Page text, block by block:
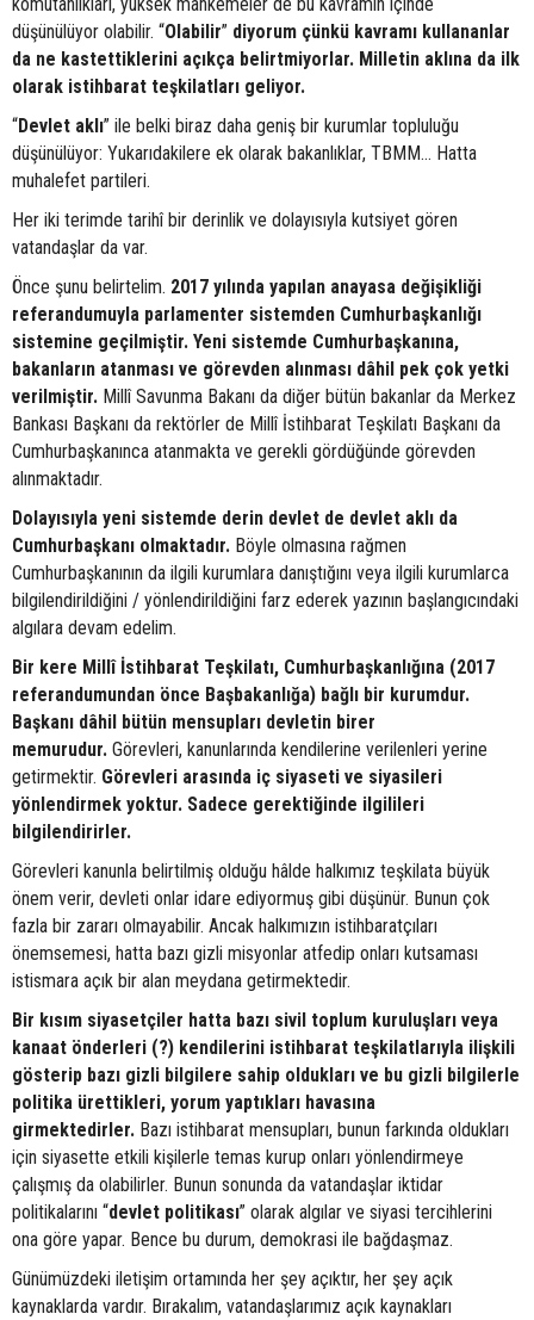
düşünülüyor olabilir. “Olabilir” diyorum çünkü kavramı kullananlar
da ne kastettiklerini açıkça belirtmiyorlar. Milletin aklına da ilk
olarak istihbarat teşkilatları geliyor.
“Devlet aklı” ile belki biraz daha geniş bir kurumlar topluluğu
düşünülüyor: Yukarıdakilere ek olarak bakanlıklar, TBMM… Hatta
muhalefet partileri.
Her iki terimde tarihî bir derinlik ve dolayısıyla kutsiyet gören
vatandaşlar da var.
Önce şunu belirtelim. 2017 yılında yapılan anayasa değişikliği
referandumuyla parlamenter sistemden Cumhurbaşkanlığı
sistemine geçilmiştir. Yeni sistemde Cumhurbaşkanına,
bakanların atanması ve görevden alınması dâhil pek çok yetki
verilmiştir. Millî Savunma Bakanı da diğer bütün bakanlar da Merkez
Bankası Başkanı da rektörler de Millî İstihbarat Teşkilatı Başkanı da
Cumhurbaşkanınca atanmakta ve gerekli gördüğünde görevden
alınmaktadır.
Dolayısıyla yeni sistemde derin devlet de devlet aklı da
Cumhurbaşkanı olmaktadır. Böyle olmasına rağmen
Cumhurbaşkanının da ilgili kurumlara danıştığını veya ilgili kurumlarca
bilgilendirildiğini / yönlendirildiğini farz ederek yazının başlangıcındaki
algılara devam edelim.
Bir kere Millî İstihbarat Teşkilatı, Cumhurbaşkanlığına (2017
referandumundan önce Başbakanlığa) bağlı bir kurumdur.
Başkanı dâhil bütün mensupları devletin birer
memurudur. Görevleri, kanunlarında kendilerine verilenleri yerine
getirmektir. Görevleri arasında iç siyaseti ve siyasileri
yönlendirmek yoktur. Sadece gerektiğinde ilgilileri
bilgilendirirler.
Görevleri kanunla belirtilmiş olduğu hâlde halkımız teşkilata büyük
önem verir, devleti onlar idare ediyormuş gibi düşünür. Bunun çok
fazla bir zararı olmayabilir. Ancak halkımızın istihbaratçıları
önemsemesi, hatta bazı gizli misyonlar atfedip onları kutsaması
istismara açık bir alan meydana getirmektedir.
Bir kısım siyasetçiler hatta bazı sivil toplum kuruluşları veya
kanaat önderleri (?) kendilerini istihbarat teşkilatlarıyla ilişkili
gösterip bazı gizli bilgilere sahip oldukları ve bu gizli bilgilerle
politika ürettikleri, yorum yaptıkları havasına
girmektedirler. Bazı istihbarat mensupları, bunun farkında oldukları
için siyasette etkili kişilerle temas kurup onları yönlendirmeye
çalışmış da olabilirler. Bunun sonunda da vatandaşlar iktidar
politikalarını “devlet politikası” olarak algılar ve siyasi tercihlerini
ona göre yapar. Bence bu durum, demokrasi ile bağdaşmaz.
Günümüzdeki iletişim ortamında her şey açıktır, her şey açık
kaynaklarda vardır. Bırakalım, vatandaşlarımız açık kaynakları